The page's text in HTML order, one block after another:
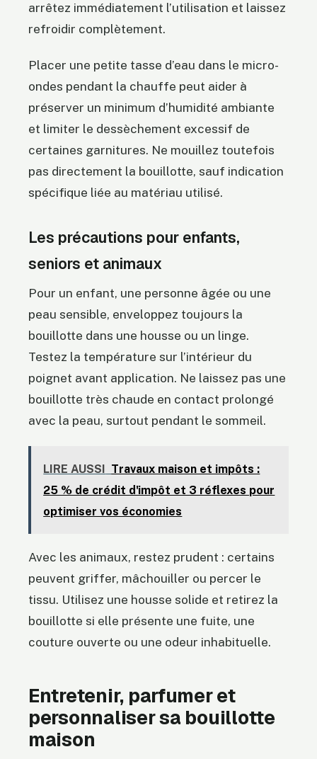
arrêtez immédiatement l’utilisation et laissez
refroidir complètement.
Placer une petite tasse d’eau dans le micro-
ondes pendant la chauffe peut aider à
préserver un minimum d’humidité ambiante
et limiter le dessèchement excessif de
certaines garnitures. Ne mouillez toutefois
pas directement la bouillotte, sauf indication
spécifique liée au matériau utilisé.
Les précautions pour enfants,
seniors et animaux
Pour un enfant, une personne âgée ou une
peau sensible, enveloppez toujours la
bouillotte dans une housse ou un linge.
Testez la température sur l’intérieur du
poignet avant application. Ne laissez pas une
bouillotte très chaude en contact prolongé
avec la peau, surtout pendant le sommeil.
LIRE AUSSI Travaux maison et impôts :
25 % de crédit d'impôt et 3 réflexes pour
optimiser vos économies
Avec les animaux, restez prudent : certains
peuvent griffer, mâchouiller ou percer le
tissu. Utilisez une housse solide et retirez la
bouillotte si elle présente une fuite, une
couture ouverte ou une odeur inhabituelle.
Entretenir, parfumer et
personnaliser sa bouillotte
maison